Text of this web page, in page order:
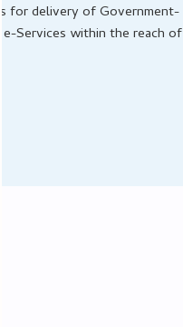
for delivery of Government-
Services within the reach of